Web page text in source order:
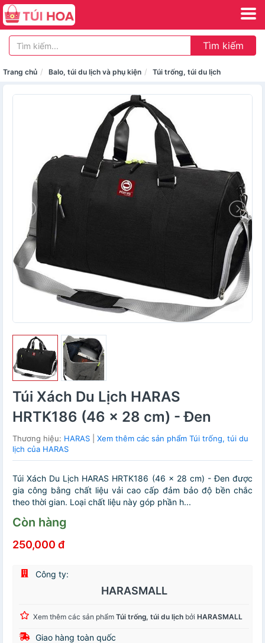
Tìm kiếm
Trang chủ Balo, túi du lịch và phụ kiện Túi trống, túi du lịch
Túi Xách Du Lịch HARAS
HRTK186 (46 x 28 cm) - Đen
Thương hiệu: HARAS
Xem thêm các sản phẩm Túi trống, túi du
lịch của HARAS
Túi Xách Du Lịch HARAS HRTK186 (46 x 28 cm) - Đen được
gia công bằng chất liệu vải cao cấp đảm bảo độ bền chắc
theo thời gian. Loại chất liệu này góp phần h...
Còn hàng
250,000 đ
Công ty:
HARASMALL
Xem thêm các sản phẩm Túi trống, túi du lịch bởi HARASMALL
Giao hàng toàn quốc